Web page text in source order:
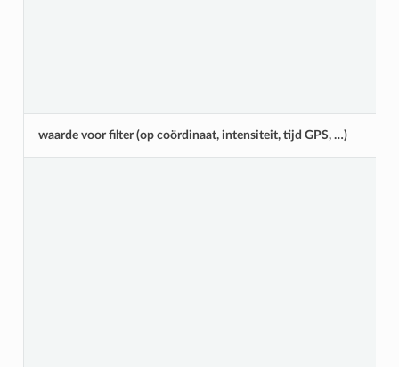
waarde voor filter (op coördinaat, intensiteit, tijd GPS, …)